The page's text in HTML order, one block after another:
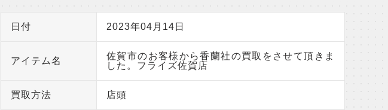
日付 2023年04月14日
アイテム名
佐賀市のお客様から香蘭社の買取をさせて頂きま
した。フライズ佐賀店
買取方法 店頭